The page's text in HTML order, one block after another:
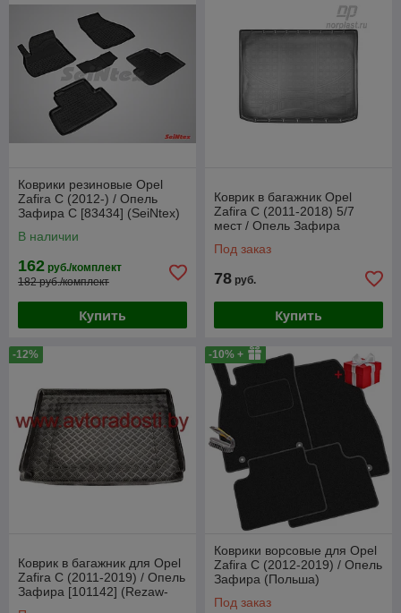
Коврики резиновые Opel
Zafira C (2012-) / Опель
Зафира С [83434] (SeiNtex)
В наличии
162 руб./комплект
182 руб./комплект
Купить
Коврик в багажник Opel
Zafira C (2011-2018) 5/7
мест / Опель Зафира
Под заказ
78 руб.
Купить
-12%
Коврик в багажник для Opel
Zafira C (2011-2019) / Опель
Зафира [101142] (Rezaw-
-10% +
Коврики ворсовые для Opel
Zafira C (2012-2019) / Опель
Зафира (Польша)
Под заказ